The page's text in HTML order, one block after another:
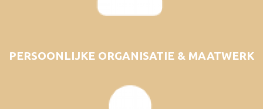
PERSOONLIJKE ORGANISATIE & MAATWERK